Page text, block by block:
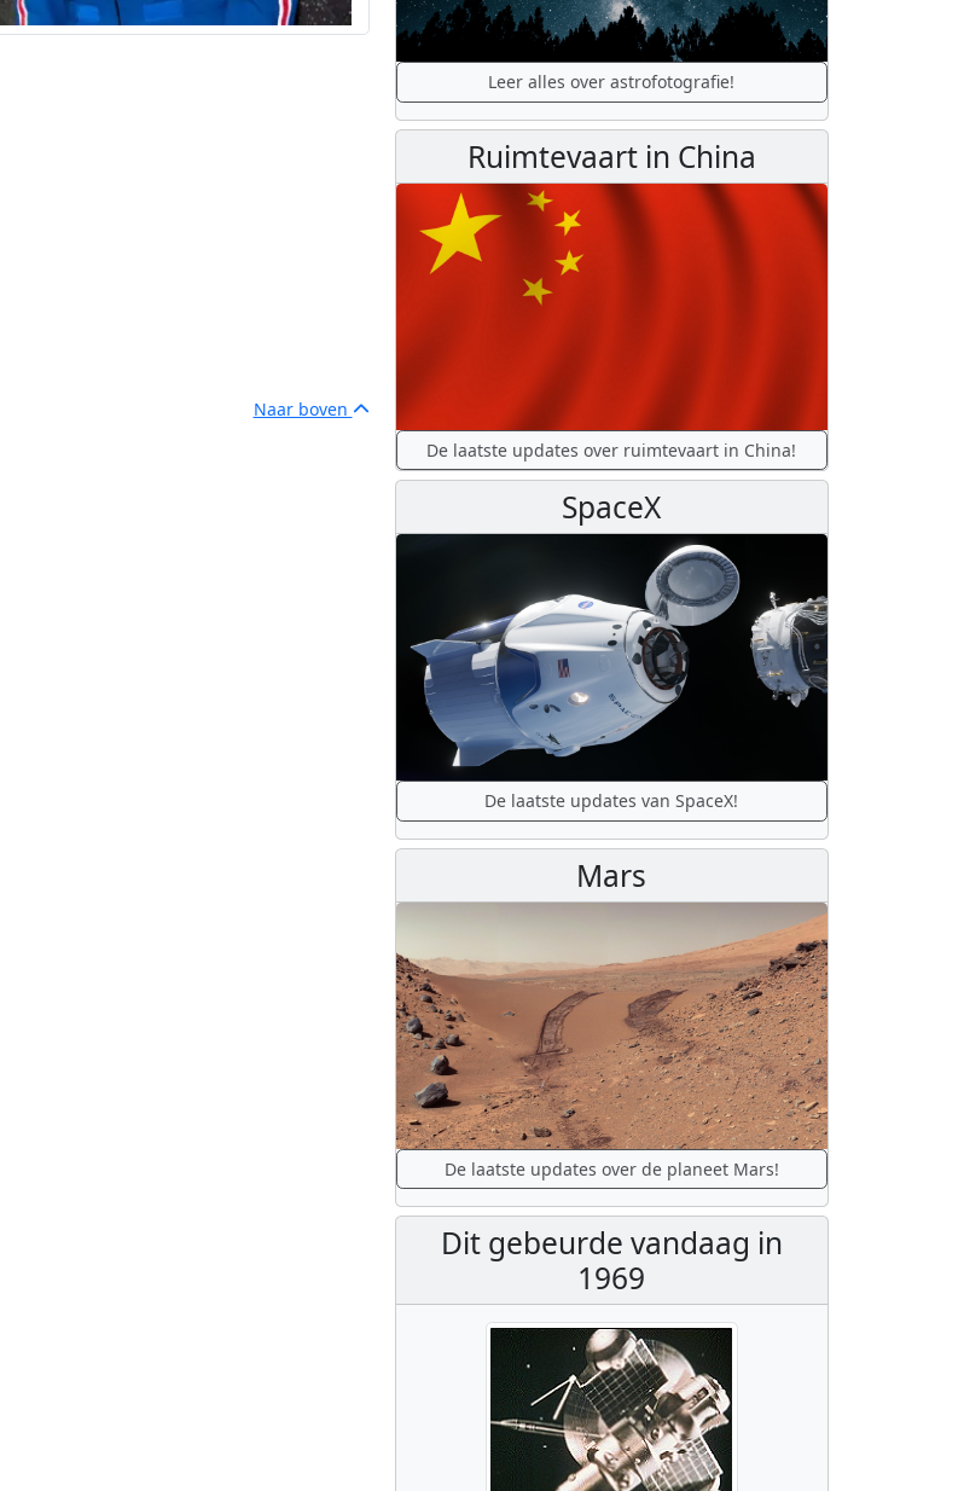
Naar boven
Leer alles over astrofotografie!
Ruimtevaart in China
De laatste updates over ruimtevaart in China!
SpaceX
De laatste updates van SpaceX!
Mars
De laatste updates over de planeet Mars!
Dit gebeurde vandaag in
1969